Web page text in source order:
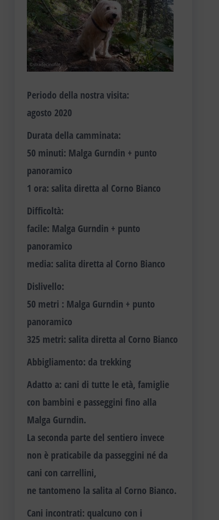
Periodo della nostra visita:
agosto 2020
Durata della camminata:
50 minuti: Malga Gurndin + punto
panoramico
1 ora: salita diretta al Corno Bianco
Difficoltà:
facile: Malga Gurndin + punto
panoramico
media: salita diretta al Corno Bianco
Dislivello:
50 metri : Malga Gurndin + punto
panoramico
325 metri: salita diretta al Corno Bianco
Abbigliamento: da trekking
Adatto a: cani di tutte le età, famiglie
con bambini e passeggini fino alla
Malga Gurndin.
La seconda parte del sentiero invece
non è praticabile da passeggini né da
cani con carrellini,
ne tantomeno la salita al Corno Bianco.
Cani incontrati: qualcuno con i